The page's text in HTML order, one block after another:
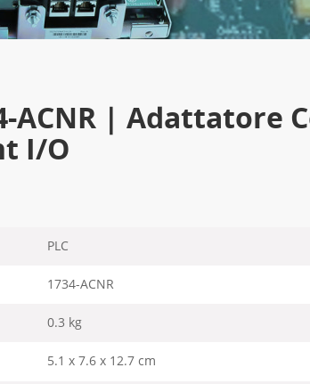
ACNR | Adattatore
I/O
PLC
1734-ACNR
0.3 kg
5.1 x 7.6 x 12.7 cm